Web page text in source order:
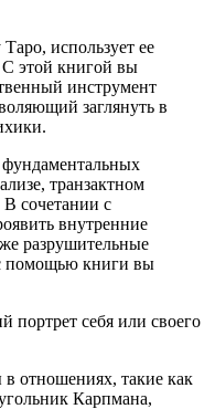
использует ее
этой книгой вы
инструмент
заглянуть в
транзактном
сочетании с
внутренние
разрушительные
помощью книги вы
портрет себя или своего
в отношениях, такие как
Карпмана,